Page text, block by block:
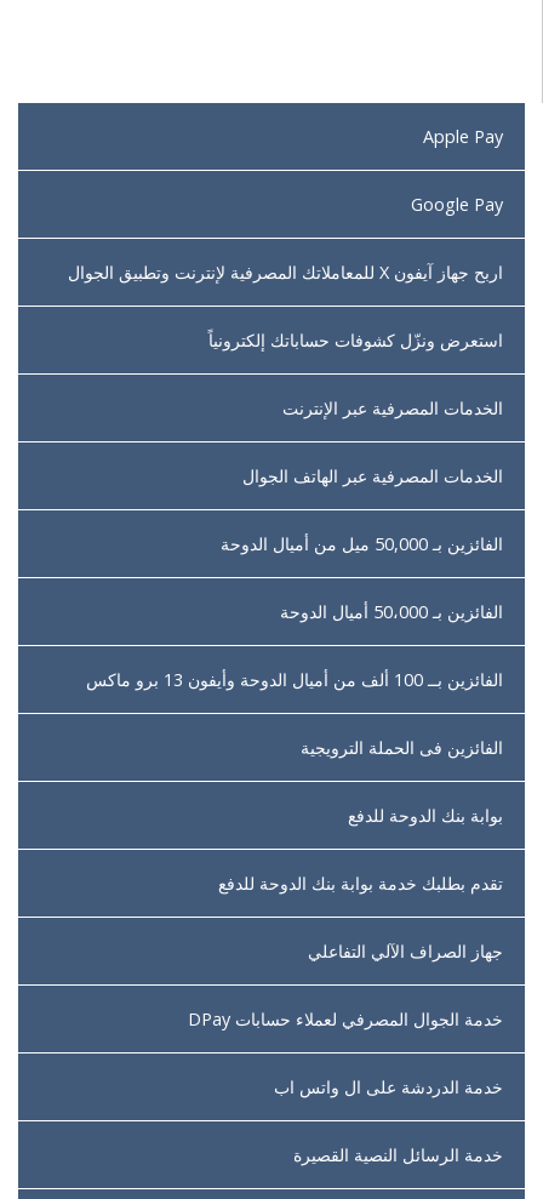
Apple Pay
Google Pay
اربح جهاز آيفون X للمعاملاتك المصرفية لإنترنت وتطبيق الجوال
استعرض ونزّل كشوفات حساباتك إلكترونياً
الخدمات المصرفية عبر الإنترنت
الخدمات المصرفية عبر الهاتف الجوال
الفائزين بـ 50,000 ميل من أميال الدوحة
الفائزين بـ 50،000 أميال الدوحة
الفائزين بــ 100 ألف من أميال الدوحة وأيفون 13 برو ماكس
الفائزين فى الحملة الترويجية
بوابة بنك الدوحة للدفع
تقدم بطلبك خدمة بوابة بنك الدوحة للدفع
جهاز الصراف الآلي التفاعلي
خدمة الجوال المصرفي لعملاء حسابات DPay
خدمة الدردشة على ال واتس اب
خدمة الرسائل النصية القصيرة